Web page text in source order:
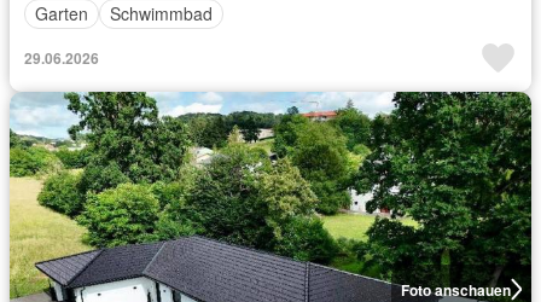
Garten
Schwimmbad
29.06.2026
Foto anschauen